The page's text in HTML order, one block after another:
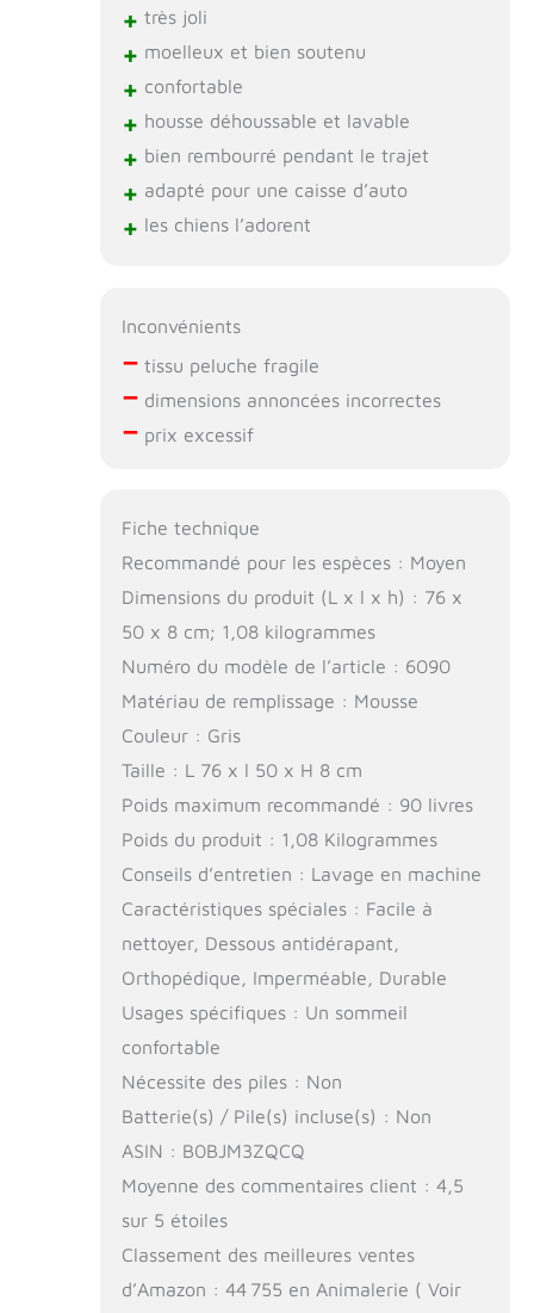
+ très joli
+ moelleux et bien soutenu
+ confortable
+ housse déhoussable et lavable
+ bien rembourré pendant le trajet
+ adapté pour une caisse d’auto
+ les chiens l’adorent
Inconvénients
–tissu peluche fragile
–dimensions annoncées incorrectes
–prix excessif
Fiche technique
Recommandé pour les espèces : Moyen
Dimensions du produit (L x l x h) : 76 x
50 x 8 cm; 1,08 kilogrammes
Numéro du modèle de l’article : 6090
Matériau de remplissage : Mousse
Couleur : Gris
Taille : L 76 x l 50 x H 8 cm
Poids maximum recommandé : 90 livres
Poids du produit : 1,08 Kilogrammes
Conseils d’entretien : Lavage en machine
Caractéristiques spéciales : Facile à
nettoyer, Dessous antidérapant,
Orthopédique, Imperméable, Durable
Usages spécifiques : Un sommeil
confortable
Nécessite des piles : Non
Batterie(s) / Pile(s) incluse(s) : Non
ASIN : B0BJM3ZQCQ
Moyenne des commentaires client : 4,5
sur 5 étoiles
Classement des meilleures ventes
d’Amazon : 44 755 en Animalerie ( Voir